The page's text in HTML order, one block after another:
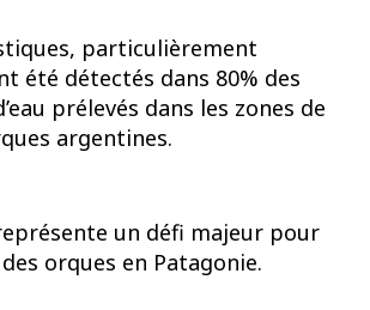
particulièrement
été détectés dans 80% des
prélevés dans les zones de
argentines.
un défi majeur pour
orques en Patagonie.